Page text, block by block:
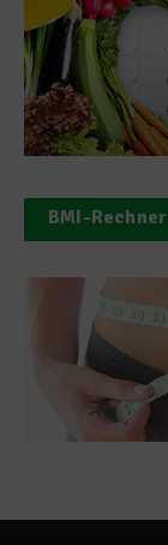
BMI-Rechner